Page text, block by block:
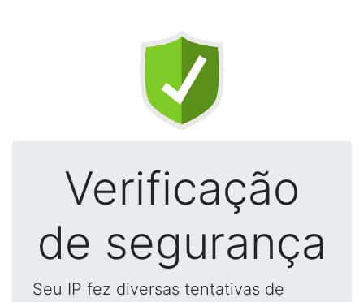
Verificação
de segurança
Seu IP fez diversas tentativas de